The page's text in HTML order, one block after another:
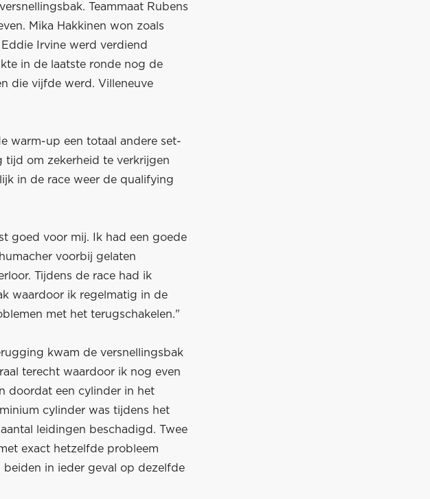
Teammaat Rubens
Mika Hakkinen won zoals
Irvine werd verdiend
in de laatste ronde nog de
die vijfde werd. Villeneuve
warm-up een totaal andere set-
om zekerheid te verkrijgen
in de race weer de qualifying
goed voor mij. Ik had een goede
voorbij gelaten
Tijdens de race had ik
waardoor ik regelmatig in de
met het terugschakelen."
kwam de versnellingsbak
terecht waardoor ik nog even
doordat een cylinder in het
cylinder was tijdens het
leidingen beschadigd. Twee
exact hetzelfde probleem
in ieder geval op dezelfde